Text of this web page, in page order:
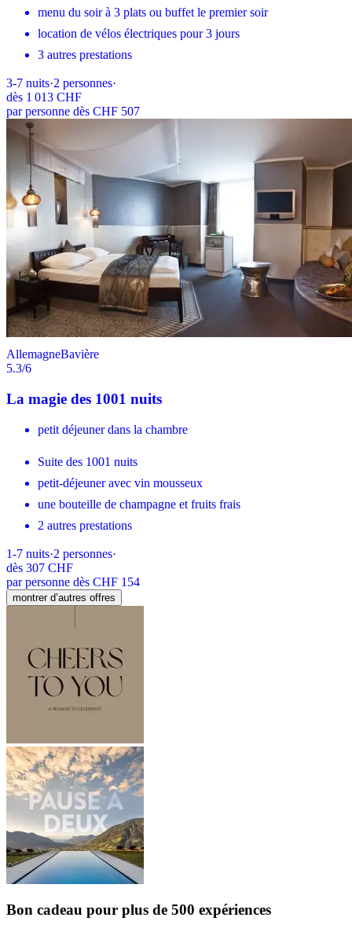
menu du soir à 3 plats ou buffet le premier soir
location de vélos électriques pour 3 jours
3 autres prestations
3-7 nuits·2 personnes·
dès 1 013 CHF
par personne dès CHF 507
AllemagneBavière
5.3/6
La magie des 1001 nuits
petit déjeuner dans la chambre
Suite des 1001 nuits
petit-déjeuner avec vin mousseux
une bouteille de champagne et fruits frais
2 autres prestations
1-7 nuits·2 personnes·
dès 307 CHF
par personne dès CHF 154
montrer d’autres offres
Bon cadeau pour plus de 500 expériences